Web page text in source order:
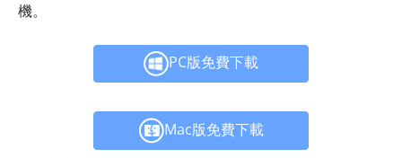
機。
PC版免費下載
Mac版免費下載